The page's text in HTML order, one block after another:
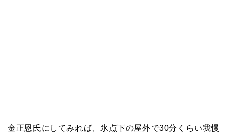
金正恩氏にしてみれば、氷点下の屋外で30分くらい我慢